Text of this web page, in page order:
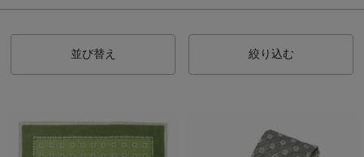
並び替え 絞り込む